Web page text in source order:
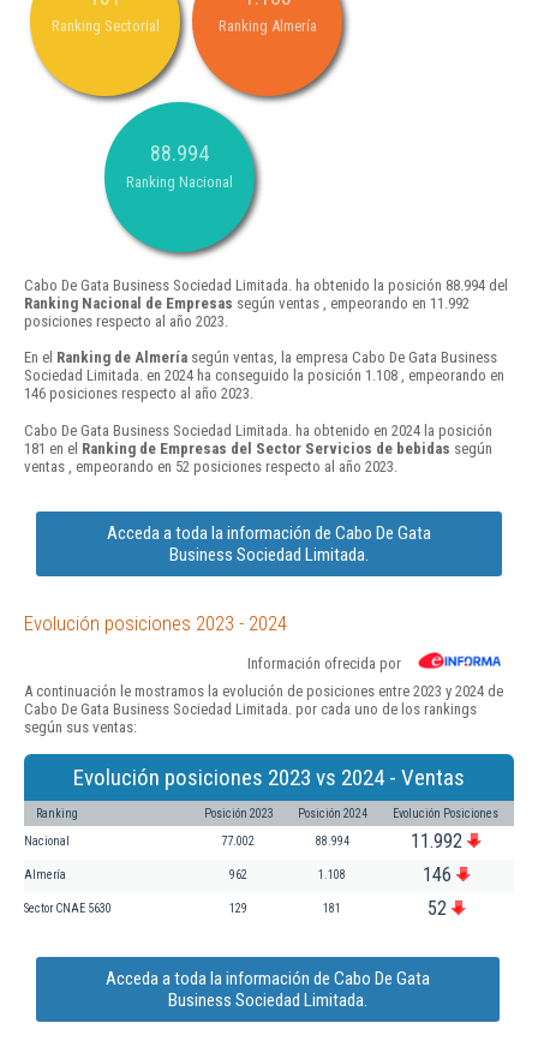
Ranking Sectorial Ranking Almería
88.994
Ranking Nacional
Cabo De Gata Business Sociedad Limitada. ha obtenido la posición 88.994 del
Ranking Nacional de Empresas según ventas , empeorando en 11.992
posiciones respecto al año 2023.
En el Ranking de Almería según ventas, la empresa Cabo De Gata Business
Sociedad Limitada. en 2024 ha conseguido la posición 1.108 , empeorando en
146 posiciones respecto al año 2023.
Cabo De Gata Business Sociedad Limitada. ha obtenido en 2024 la posición
181 en el Ranking de Empresas del Sector Servicios de bebidas según
ventas , empeorando en 52 posiciones respecto al año 2023.
Acceda a toda la información de Cabo De Gata
Business Sociedad Limitada.
Evolución posiciones 2023 - 2024
Información ofrecida por
A continuación le mostramos la evolución de posiciones entre 2023 y 2024 de
Cabo De Gata Business Sociedad Limitada. por cada uno de los rankings
según sus ventas:
Evolución posiciones 2023 vs 2024 - Ventas
Ranking Posición 2023 Posición 2024 Evolución Posiciones
Nacional 77.002 88.994 11.992
Almería 962 1.108 146
Sector CNAE 5630 129 181 52
Acceda a toda la información de Cabo De Gata
Business Sociedad Limitada.